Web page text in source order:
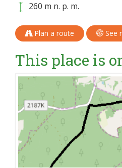
260 m n. p. m.
Plan a route See
This place is